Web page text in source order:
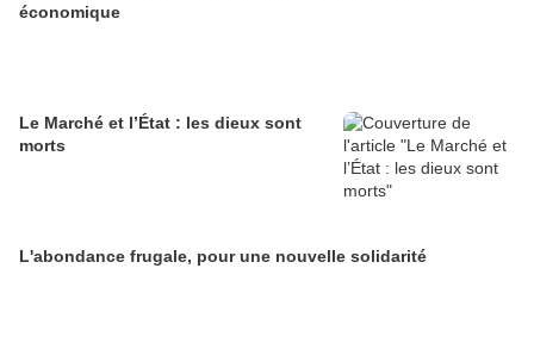
économique
Le Marché et l’État : les dieux sont
morts
L'abondance frugale, pour une nouvelle solidarité